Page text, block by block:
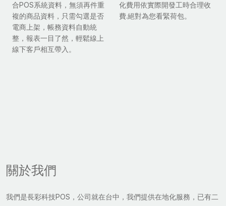
合POS系統資料，無須再件重
複的商品資料，只需勾選是否
電商上架，帳務資料自動統
整，報表一目了然，輕鬆線上
線下客戶相互帶入。
化費用依實際開發工時合理收
費.絕對為您看緊荷包。
關於我們
我們是長彩科技POS，公司就在台中，我們提供在地化服務，已有二